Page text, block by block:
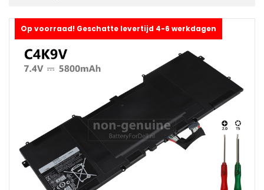
Op voorraad! Geschatte levertijd 4-6 werkdagen